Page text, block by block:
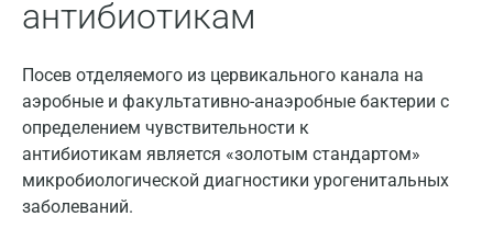
антибиотикам
Посев отделяемого из цервикального канала на
аэробные и факультативно-анаэробные бактерии с
определением чувствительности к
антибиотикам является «золотым стандартом»
микробиологической диагностики урогенитальных
заболеваний.
Ижевск
Истра
Йошкар-Ола
Калининград